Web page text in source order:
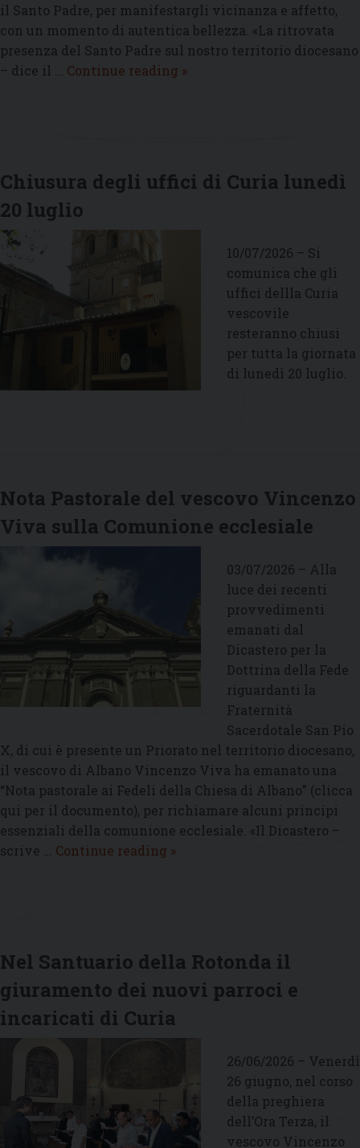
il Santo Padre, per manifestargli vicinanza e affetto,
con un momento di autentica bellezza. «La ritrovata
presenza del Santo Padre sul nostro territorio diocesano
– dice il … Continue reading Sabato
Palazzo
Gandolfo
«Concerto
onore
XIV»
»
Chiusura degli uffici di Curia lunedì
20 luglio
10/07/2026 – Si
comunica che gli
uffici dellla Curia
vescovile
resteranno chiusi
per tutta la giornata
di lunedì 20 luglio.
Nota Pastorale del vescovo Vincenzo
Viva sulla Comunione ecclesiale
03/07/2026 – Alla
luce dei recenti
provvedimenti
emanati dal
Dicastero per la
Dottrina della Fede
riguardanti la
Fraternità
Sacerdotale San Pio
X, di cui è presente un Priorato nel territorio diocesano,
il vescovo di Albano Vincenzo Viva ha emanato una
“Nota pastorale ai Fedeli della Chiesa di Albano” (clicca
qui per il documento), per richiamare alcuni principi
essenziali della comunione ecclesiale. «Il Dicastero –
scrive … Continue reading Nota
sulla
Comunione
»
Nel Santuario della Rotonda il
giuramento dei nuovi parroci e
incaricati di Curia
26/06/2026 – Venerdì
26 giugno, nel corso
della preghiera
dell’Ora Terza, il
vescovo Vincenzo